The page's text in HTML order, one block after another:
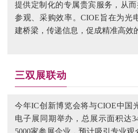
提供定制化的专属贵宾服务，从
参观、采购效率。CIOE旨在为光
建桥梁，传递信息，促成精准高效
三双展联动
今年IC创新博览会将与CIOE中国
电子展同期举办，总展示面积达